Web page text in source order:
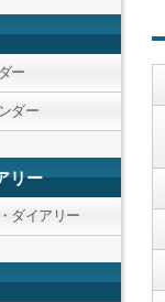
ー
ダー
リー
ダイアリー